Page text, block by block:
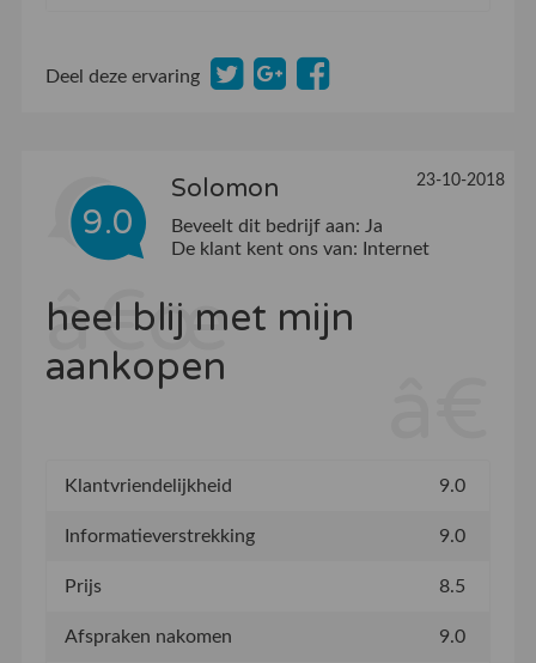
Deel deze ervaring
9.0
Solomon 23-10-2018
Beveelt dit bedrijf aan: Ja
De klant kent ons van:
Internet
heel blij met mijn
aankopen
Klantvriendelijkheid 9.0
Informatieverstrekking 9.0
Prijs 8.5
Afspraken nakomen 9.0